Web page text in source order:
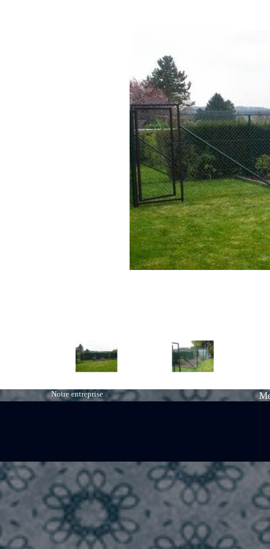
Notre entreprise